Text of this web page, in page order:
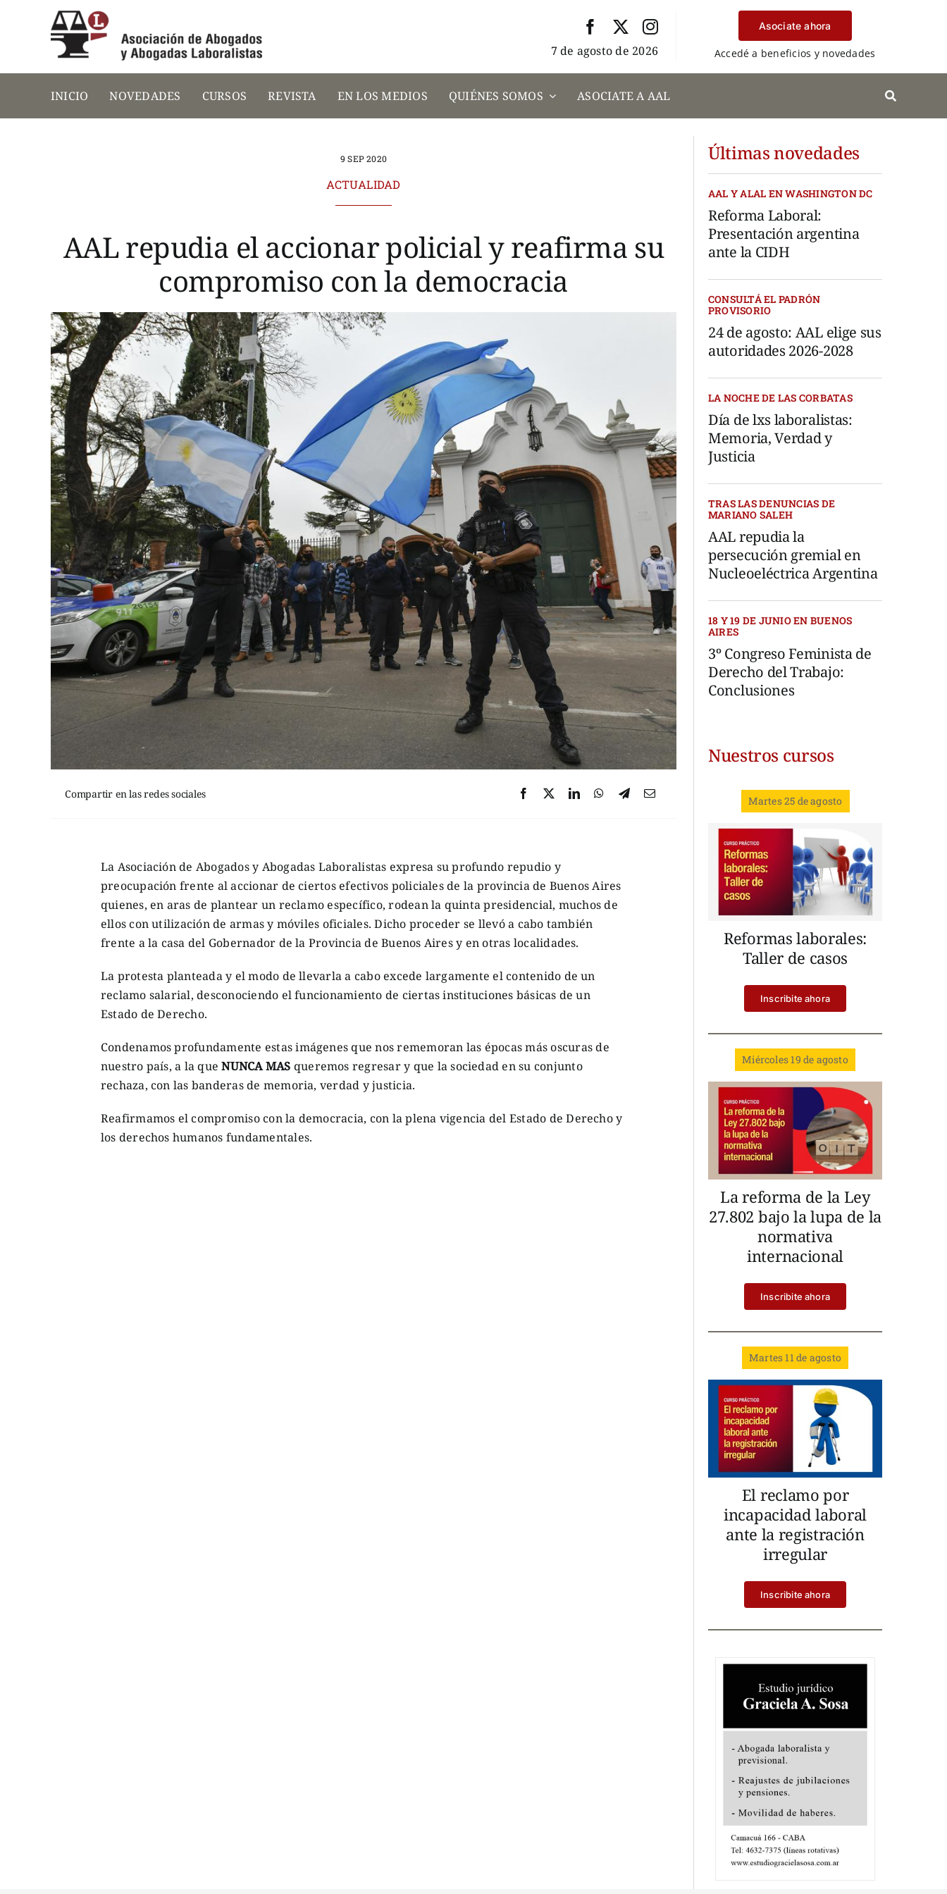
7 de agosto de 2026
Asociate ahora
Accedé a beneficios y novedades
INICIO NOVEDADES CURSOS REVISTA EN LOS MEDIOS QUIÉNES SOMOS ASOCIATE A AAL
9 SEP 2020
ACTUALIDAD
AAL repudia el accionar policial y reafirma su
compromiso con la democracia
Compartir en las redes sociales
La Asociación de Abogados y Abogadas Laboralistas expresa su profundo repudio y
preocupación frente al accionar de ciertos efectivos policiales de la provincia de Buenos Aires
quienes, en aras de plantear un reclamo específico, rodean la quinta presidencial, muchos de
ellos con utilización de armas y móviles oficiales. Dicho proceder se llevó a cabo también
frente a la casa del Gobernador de la Provincia de Buenos Aires y en otras localidades.
La protesta planteada y el modo de llevarla a cabo excede largamente el contenido de un
reclamo salarial, desconociendo el funcionamiento de ciertas instituciones básicas de un
Estado de Derecho.
Condenamos profundamente estas imágenes que nos rememoran las épocas más oscuras de
nuestro país, a la queNUNCA MAS queremos regresar y que la sociedad en su conjunto
rechaza, con las banderas de memoria, verdad y justicia.
Reafirmamos el compromiso con la democracia, con la plena vigencia del Estado de Derecho y
los derechos humanos fundamentales.
Últimas novedades
AAL Y ALAL EN WASHINGTON DC
Reforma Laboral:
Presentación argentina
ante la CIDH
CONSULTÁ EL PADRÓN
PROVISORIO
24 de agosto: AAL elige sus
autoridades 2026-2028
LA NOCHE DE LAS CORBATAS
Día de lxs laboralistas:
Memoria, Verdad y
Justicia
TRAS LAS DENUNCIAS DE
MARIANO SALEH
AAL repudia la
persecución gremial en
Nucleoeléctrica Argentina
18 Y 19 DE JUNIO EN BUENOS
AIRES
3º Congreso Feminista de
Derecho del Trabajo:
Conclusiones
Nuestros cursos
Martes 25 de agosto
Reformas laborales:
Taller de casos
Inscribite ahora
Miércoles 19 de agosto
La reforma de la Ley
27.802 bajo la lupa de la
normativa
internacional
Inscribite ahora
Martes 11 de agosto
El reclamo por
incapacidad laboral
ante la registración
irregular
Inscribite ahora